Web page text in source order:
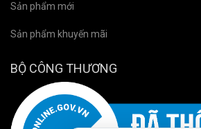
Sản phẩm mới
Sản phẩm khuyến mãi
BỘ CÔNG THƯƠNG